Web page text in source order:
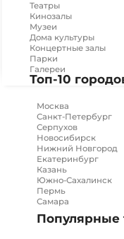
Театры
Кинозалы
Музеи
Дома культуры
Концертные залы
Парки
Галереи
Топ-10
Москва
Санкт-Петербург
Серпухов
Новосибирск
Нижний Новгород
Екатеринбург
Казань
Южно-Сахалинск
Пермь
Самара
Популярные